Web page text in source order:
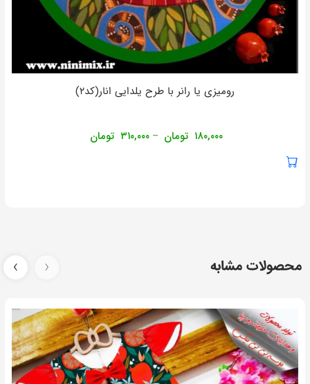
رومیزی یا رانر با طرح یلدایی انار(کد۲)
۱۸۰,۰۰۰ تومان – ۳۱۰,۰۰۰ تومان
محصولات مشابه ‹
›